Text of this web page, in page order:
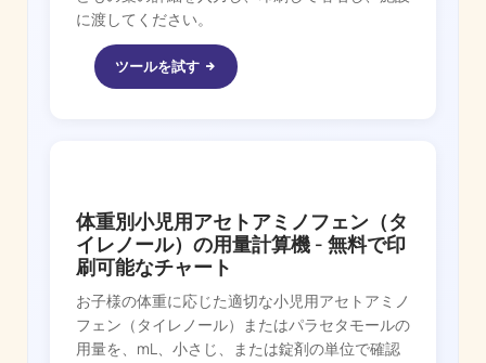
に渡してください。
ツールを試す
体重別小児用アセトアミノフェン（タ
イレノール）の用量計算機 - 無料で印
刷可能なチャート
お子様の体重に応じた適切な小児用アセトアミノ
フェン（タイレノール）またはパラセタモールの
用量を、mL、小さじ、または錠剤の単位で確認